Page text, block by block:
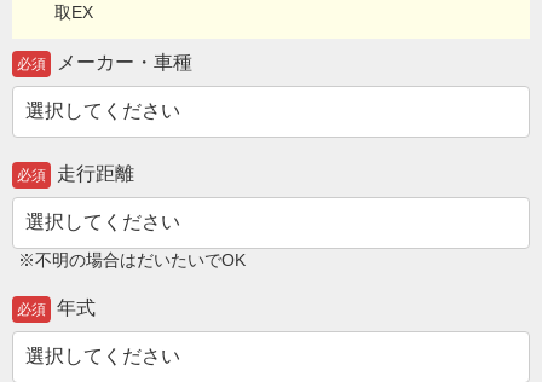
取EX
必須 メーカー・車種
必須 走行距離
※不明の場合はだいたいでOK
必須 年式